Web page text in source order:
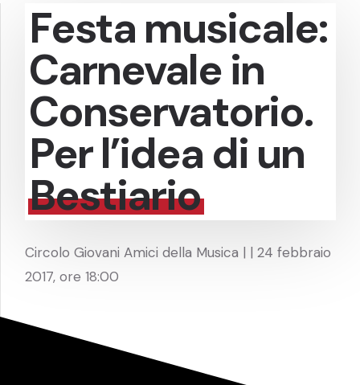
Festa musicale:
Carnevale in
Conservatorio.
Per l’idea di un
Bestiario
Circolo Giovani Amici della Musica | | 24 febbraio
2017, ore 18:00